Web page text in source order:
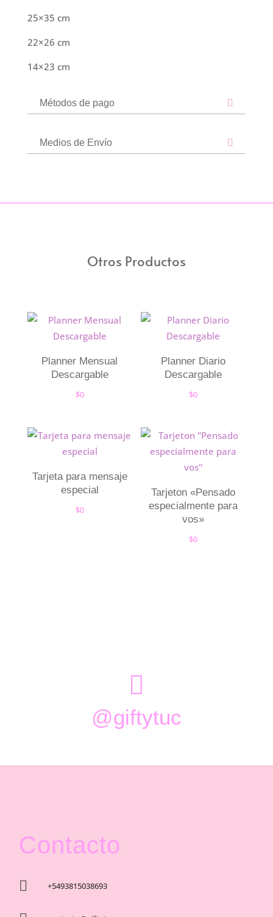
25×35 cm
22×26 cm
14×23 cm
Métodos de pago
Medios de Envío
Otros Productos
Planner Mensual
Descargable
$0
Planner Diario
Descargable
$0
Tarjeta para mensaje
especial
$0
Tarjeton «Pensado
especialmente para
vos»
$0

@giftytuc
Contacto
 +5493815038693